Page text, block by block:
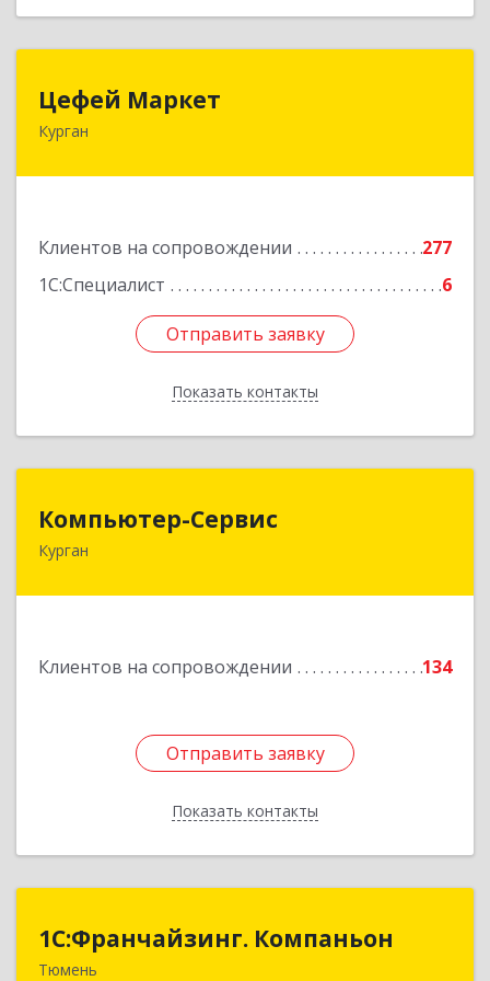
Цефей Маркет
Курган
Клиентов на сопровождении
277
1С:Специалист
6
Отправить заявку
Показать контакты
640002, Курганская обл, Курган г, М.Горького
Отправить заявку
Назад
Компьютер-Сервис
Курган
Клиентов на сопровождении 134
Отправить заявку
Показать контакты
Отправить заявку
Назад
1С:Франчайзинг. Компаньон
Тюмень
1С:Франчайзинг. Компаньон